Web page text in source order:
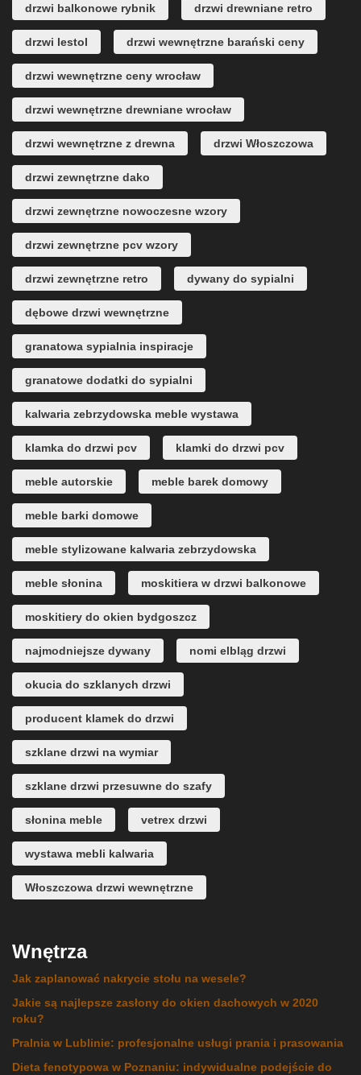
drzwi balkonowe rybnik drzwi drewniane retro
drzwi lestol drzwi wewnętrzne barański ceny
drzwi wewnętrzne ceny wrocław
drzwi wewnętrzne drewniane wrocław
drzwi wewnętrzne z drewna drzwi Włoszczowa
drzwi zewnętrzne dako
drzwi zewnętrzne nowoczesne wzory
drzwi zewnętrzne pcv wzory
drzwi zewnętrzne retro dywany do sypialni
dębowe drzwi wewnętrzne
granatowa sypialnia inspiracje
granatowe dodatki do sypialni
kalwaria zebrzydowska meble wystawa
klamka do drzwi pcv klamki do drzwi pcv
meble autorskie meble barek domowy
meble barki domowe
meble stylizowane kalwaria zebrzydowska
meble słonina moskitiera w drzwi balkonowe
moskitiery do okien bydgoszcz
najmodniejsze dywany nomi elbląg drzwi
okucia do szklanych drzwi
producent klamek do drzwi
szklane drzwi na wymiar
szklane drzwi przesuwne do szafy
słonina meble vetrex drzwi
wystawa mebli kalwaria
Włoszczowa drzwi wewnętrzne
Wnętrza
Jak zaplanować nakrycie stołu na wesele?
Jakie są najlepsze zasłony do okien dachowych w 2020
roku?
Pralnia w Lublinie: profesjonalne usługi prania i prasowania
Dieta fenotypowa w Poznaniu: indywidualne podejście do